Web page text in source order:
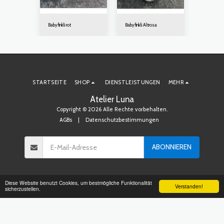
Verstanden!
Diese Website benutzt Cookies, um bestmögliche Funktionalität
sicherzustellen.
Babyfinkli rot Babyfinkli Altrosa
Atelier Luna
Copyright © 2026 Alle Rechte vorbehalten.
AGBs| Datenschutzbestimmungen
STARTSEITE SHOP DIENSTLEISTUNGEN MEHR
ABONNIEREN